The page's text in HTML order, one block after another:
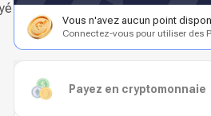
Vous n'avez aucun point
Connectez-vous pour utiliser des
Payez en cryptomonnaie